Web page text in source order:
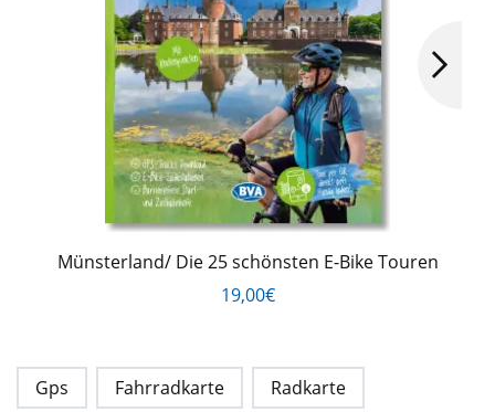
Münsterland/ Die 25 schönsten E-Bike Touren
19,00€
Gps Fahrradkarte Radkarte